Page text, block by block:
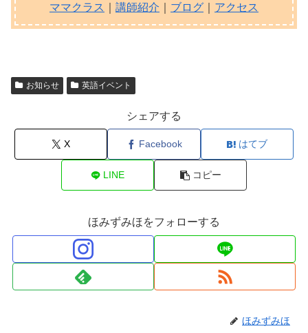
ママクラス
講師紹介 ブログ アクセス
お知らせ 英語イベント
シェアする
X Facebook はてブ
LINE コピー
ほみずみほをフォローする
ほみずみほ